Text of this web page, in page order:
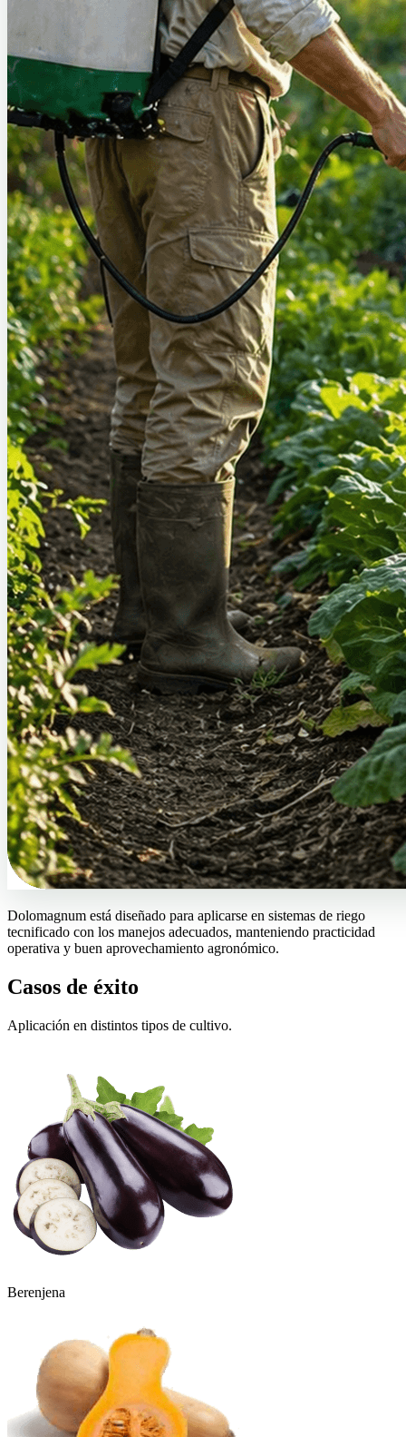
Dolomagnum está diseñado para aplicarse en sistemas de riego
tecnificado con los manejos adecuados, manteniendo practicidad
operativa y buen aprovechamiento agronómico.
Casos de éxito
Aplicación en distintos tipos de cultivo.
Berenjena